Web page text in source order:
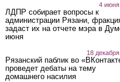
4 июня
ЛДПР собирает вопросы к
администрации Рязани,
задаст их на отчете мэра в
июня
18
Рязанский паблик во
проведет дебаты на тему
домашнего насилия